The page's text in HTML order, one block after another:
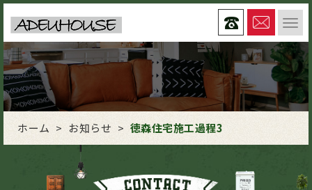
ホーム > お知らせ > 徳森住宅施工過程3